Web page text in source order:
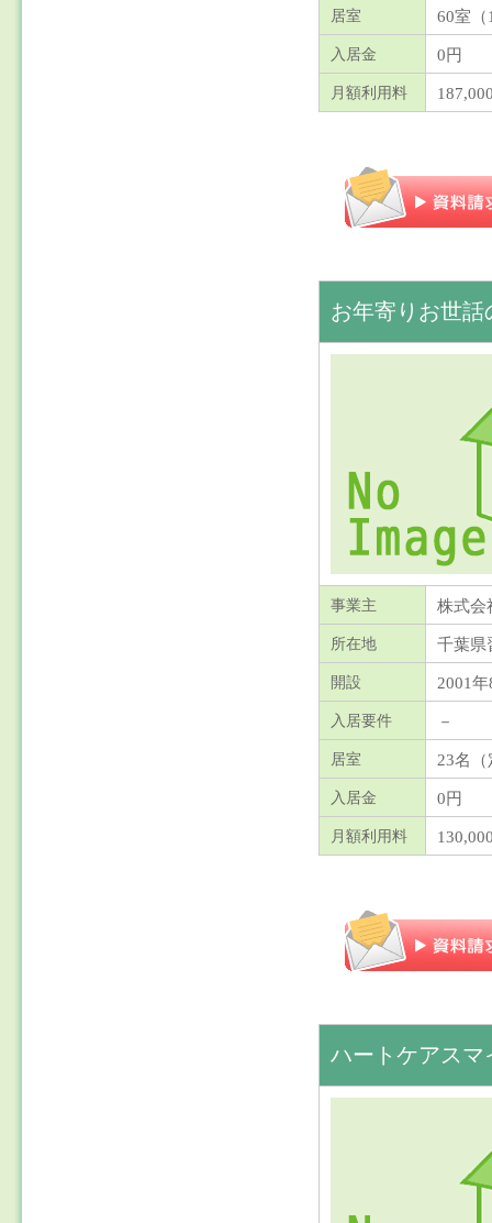
居室 60室（
入居金 0円
月額利用料
お年寄りお世話
事業主 株式会
所在地 千葉県
開設 2001
入居要件 －
居室 23名
入居金 0円
月額利用料
ハートケアスマ